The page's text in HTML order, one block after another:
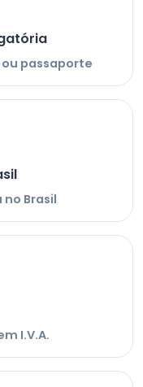
passaporte
Brasil
I.V.A.